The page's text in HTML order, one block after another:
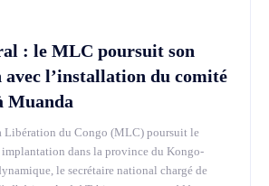
: le MLC poursuit son
l’installation du comité
Muanda
Libération du Congo (MLC) poursuit le
implantation dans la province du Kongo-
le secrétaire national chargé de